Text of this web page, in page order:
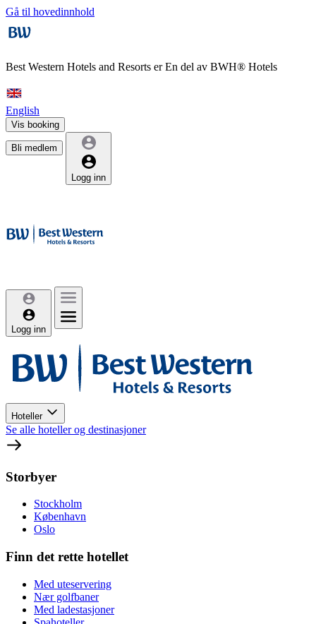
Gå til hovedinnhold
Best Western Hotels and Resorts erEn del av BWH® Hotels
English
Vis booking
Bli medlem
Logg inn
Logg inn
Hoteller
Se alle hoteller og destinasjoner
Storbyer
Stockholm
København
Oslo
Finn det rette hotellet
Med uteservering
Nær golfbaner
Med ladestasjoner